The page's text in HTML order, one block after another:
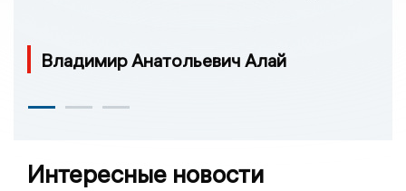
Владимир Анатольевич Алай
Интересные новости